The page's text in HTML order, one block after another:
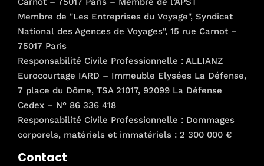
Membre de "Les Entreprises du Voyage", Syndicat
National des Agences de Voyages", 15 rue Carnot –
75017 Paris
Responsabilité Civile Professionnelle : ALLIANZ
Eurocourtage IARD – Immeuble Elysées La Défense,
7 place du Dôme, TSA 21017, 92099 La Défense
Cedex – N° 86 336 418
Responsabilité Civile Professionnelle : Dommages
corporels, matériels et immatériels : 2 300 000 €
Contact